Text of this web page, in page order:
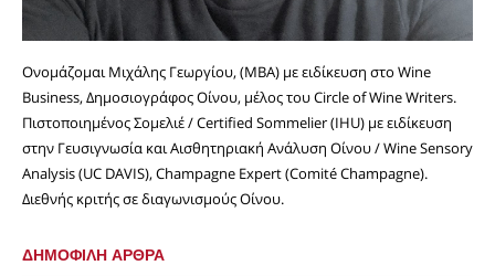
Ονομάζομαι Μιχάλης Γεωργίου, (MBA) με ειδίκευση στο Wine
Business, Δημοσιογράφος Οίνου, μέλος του Circle of Wine Writers.
Πιστοποιημένος Σομελιέ / Certified Sommelier (IHU) με ειδίκευση
στην Γευσιγνωσία και Αισθητηριακή Ανάλυση Οίνου / Wine Sensory
Analysis (UC DAVIS), Champagne Expert (Comité Champagne).
Διεθνής κριτής σε διαγωνισμούς Οίνου.
ΔΗΜΟΦΙΛΗ ΑΡΘΡΑ